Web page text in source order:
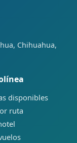
Chihuahua,
disponibles
ruta